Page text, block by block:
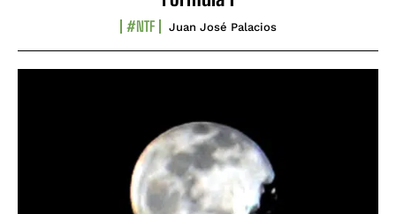
#NTF Juan José Palacios